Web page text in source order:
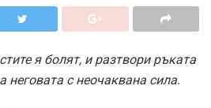
я болят, и разтвори ръката
неговата с неочаквана сила.